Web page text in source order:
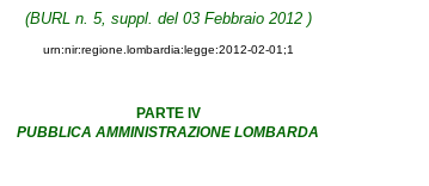
(BURL n. 5, suppl. del 03 Febbraio 2012 )
urn:nir:regione.lombardia:legge:2012-02-01;1
PARTE IV
PUBBLICA AMMINISTRAZIONE LOMBARDA